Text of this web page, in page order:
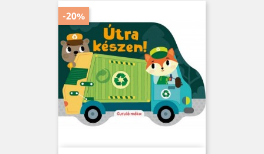
-20%